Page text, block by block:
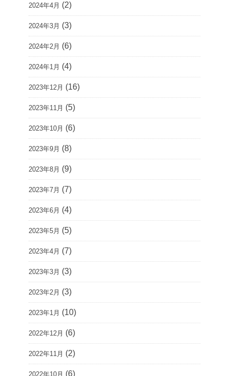
2024年4月 (2)
2024年3月 (3)
2024年2月 (6)
2024年1月 (4)
2023年12月 (16)
2023年11月 (5)
2023年10月 (6)
2023年9月 (8)
2023年8月 (9)
2023年7月 (7)
2023年6月 (4)
2023年5月 (5)
2023年4月 (7)
2023年3月 (3)
2023年2月 (3)
2023年1月 (10)
2022年12月 (6)
2022年11月 (2)
2022年10月 (6)